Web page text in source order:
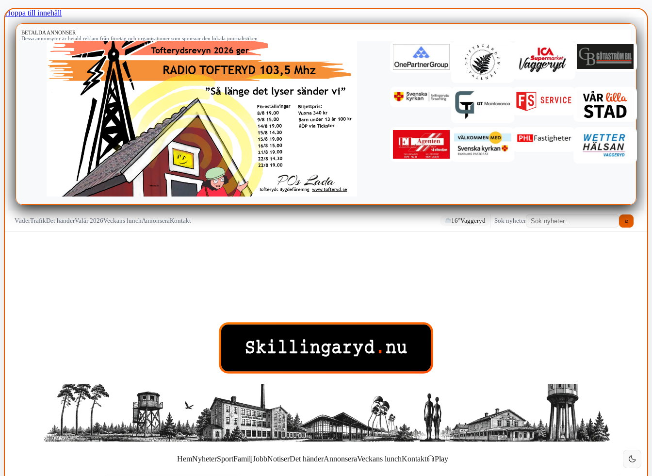
Hoppa till innehåll
BETALDA ANNONSER
Dessa annonsytor är betald reklam från företag och organisationer som sponsrar den lokala journalistiken.
VäderTrafikDet händerValår 2026Veckans lunchAnnonseraKontakt 16°Vaggeryd Sök nyheter ⌕
HemNyheterSportFamiljJobbNotiserDet händerAnnonseraVeckans lunchKontakt Play